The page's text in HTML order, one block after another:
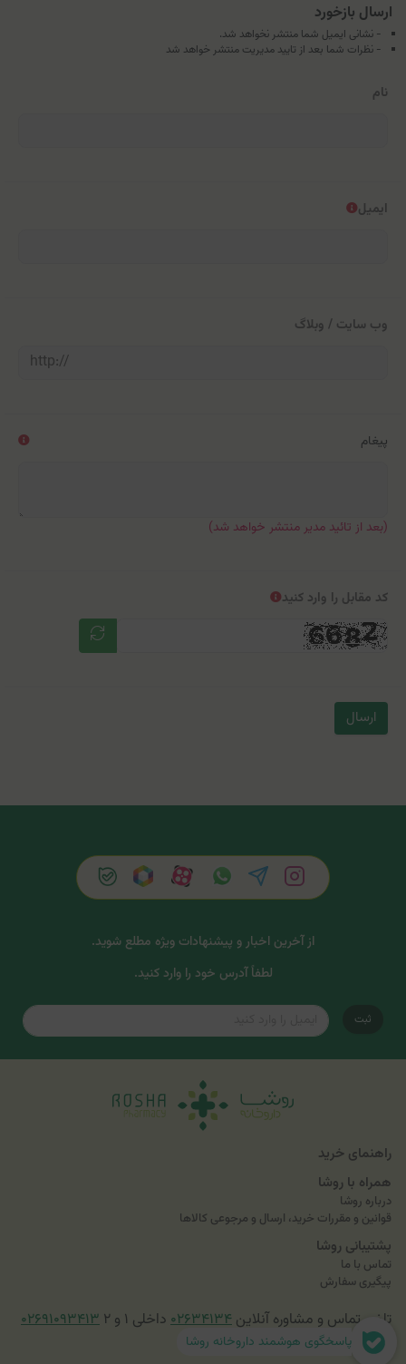
ارسال بازخورد
- نشانی ایمیل شما منتشر نخواهد شد.
- نظرات شما بعد از تایید مدیریت منتشر خواهد شد
نام
ایمیل
وب سایت / وبلاگ
پیغام
(بعد از تائید مدیر منتشر خواهد شد)
کد مقابل را وارد کنید
ارسال
از آخرین اخبار و پیشنهادات ویژه مطلع شوید.
لطفاً آدرس خود را وارد کنید.
ثبت
راهنمای خرید
همراه با روشا
درباره روشا
قوانین و مقررات خرید، ارسال و مرجوعی کالاها
پشتیبانی روشا
تماس با ما
پیگیری سفارش
تلفن تماس و مشاوره آنلاین ۰۲۶۳۴۱۳۴ داخلی ۱ و ۲ ۰۲۶۹۱۰۹۳۴۱۳
پاسخگوی هوشمند داروخانه روشا